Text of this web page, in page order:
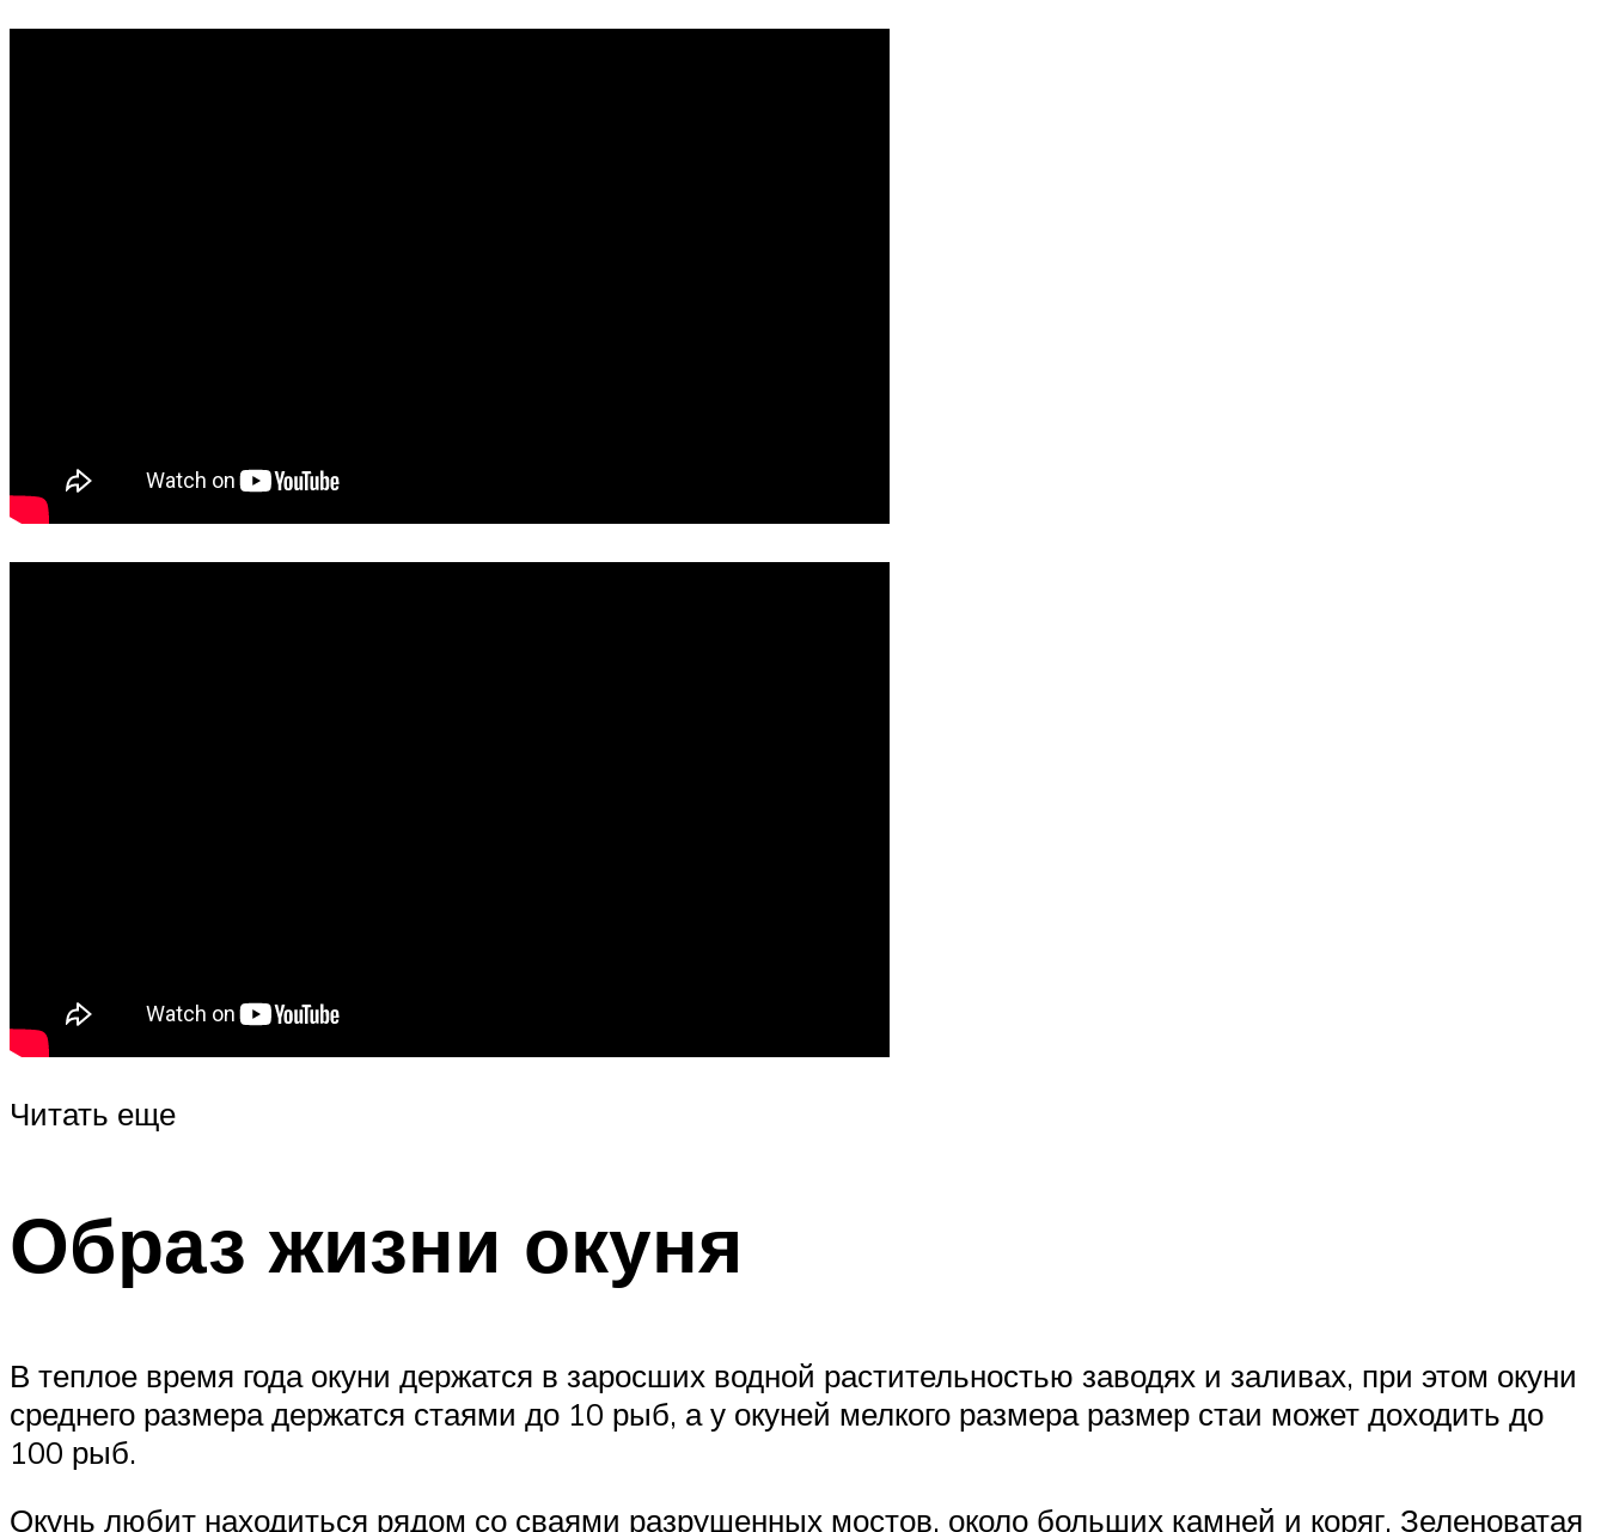
Читать еще
Образ жизни окуня
В теплое время года окуни держатся в заросших водной растительностью заводях и заливах, при этом окуни
среднего размера держатся стаями до 10 рыб, а у окуней мелкого размера размер стаи может доходить до
100 рыб.
Окунь любит находиться рядом со сваями разрушенных мостов, около больших камней и коряг. Зеленоватая